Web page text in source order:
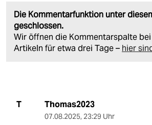
Die Kommentarfunktion unter
geschlossen.
Wir öffnen die Kommentarspalte
Artikeln für etwa drei Tage – hier
T Thomas2023
07.08.2025, 23:29 Uhr